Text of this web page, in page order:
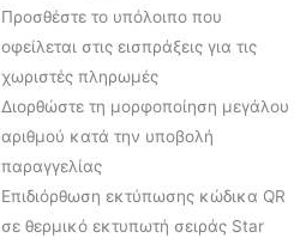
Προσθέστε το υπόλοιπο που
οφείλεται στις εισπράξεις για τις
χωριστές πληρωμές
Διορθώστε τη μορφοποίηση μεγάλου
αριθμού κατά την υποβολή
παραγγελίας
Επιδιόρθωση εκτύπωσης κώδικα QR
σε θερμικό εκτυπωτή σειράς Star